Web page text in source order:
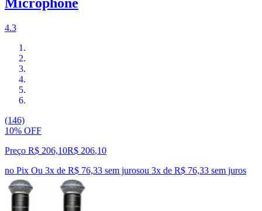
4.3
(146)
10% OFF
Preço R$ 206,10R$ 206,10
no Pix Ou 3x de R$ 76,33 sem jurosou 3x de R$ 76,33 sem juros